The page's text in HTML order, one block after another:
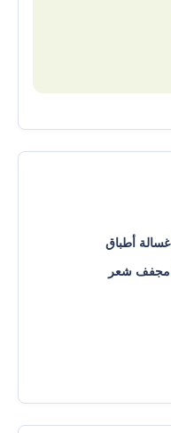
غسالة أطباق
مجفف شعر